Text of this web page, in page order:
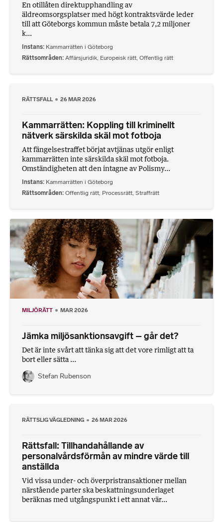
En otillåten direktupphandling av
äldreomsorgsplatser med högt kontraktsvärde leder
till att Göteborgs kommun måste betala 7,2 miljoner
k...
Instans Kammarrätten i Göteborg
Rättsområden Affärsjuridik, Europeisk rätt, Offentlig rätt
RÄTTSFALL 26 MAR 2026
Kammarrätten: Koppling till kriminellt
nätverk särskilda skäl mot fotboja
Att fängelsestraffet börjat avtjänas utgör enligt
kammarrätten inte särskilda skäl mot fotboja.
Omständigheten att den intagne av Polismy...
Instans Kammarrätten i Göteborg
Rättsområden Offentlig rätt Processrätt Straffrätt
MILJÖRÄTT MAR 2026
Jämka miljösanktionsavgift – går det?
Det är inte svårt att tänka sig att det vore rimligt att ta
bort eller sätta ...
Stefan Rubenson
RÄTTSLIG VÄGLEDNING 26 MAR 2026
Rättsfall: Tillhandahållande av
personalvårdsförmån av mindre värde till
anställda
Vid vissa under- och överpris­transaktioner mellan
närstående parter ska beskattningsunderlaget
beräknas med utgångspunkt i ett annat vär...